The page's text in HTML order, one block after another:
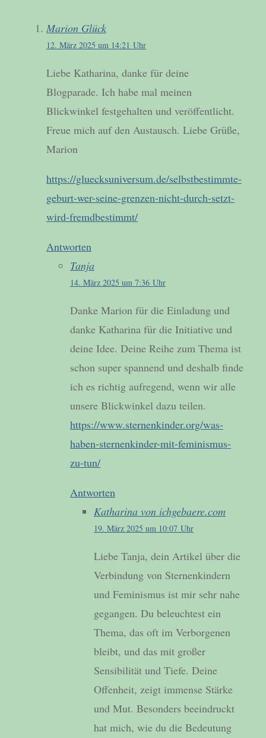
Marion Glück
12. März 2025 um 14:21 Uhr
Liebe Katharina, danke für deine
Blogparade. Ich habe mal meinen
Blickwinkel festgehalten und veröffentlicht.
Freue mich auf den Austausch. Liebe Grüße,
Marion
https://gluecksuniversum.de/selbstbestimmte-
geburt-wer-seine-grenzen-nicht-durch-setzt-
wird-fremdbestimmt/
Antworten
Tanja
14. März 2025 um 7:36 Uhr
Danke Marion für die Einladung und
danke Katharina für die Initiative und
deine Idee. Deine Reihe zum Thema ist
schon super spannend und deshalb finde
ich es richtig aufregend, wenn wir alle
unsere Blickwinkel dazu teilen.
https://www.sternenkinder.org/was-
haben-sternenkinder-mit-feminismus-
zu-tun/
Antworten
Katharina von ichgebaere.com
19. März 2025 um 10:07 Uhr
Liebe Tanja, dein Artikel über die
Verbindung von Sternenkindern
und Feminismus ist mir sehr nahe
gegangen. Du beleuchtest ein
Thema, das oft im Verborgenen
bleibt, und das mit großer
Sensibilität und Tiefe. Deine
Offenheit, zeigt immense Stärke
und Mut. Besonders beeindruckt
hat mich, wie du die Bedeutung